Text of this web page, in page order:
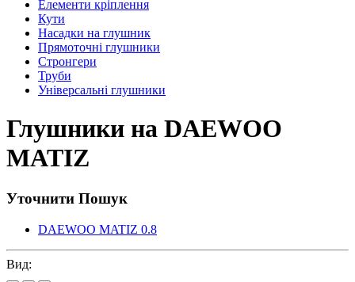
Елементи кріплення
Кути
Насадки на глушник
Прямоточні глушники
Стронгери
Труби
Універсальні глушники
Глушники на DAEWOO
MATIZ
Уточнити Пошук
DAEWOO MATIZ 0.8
Вид: